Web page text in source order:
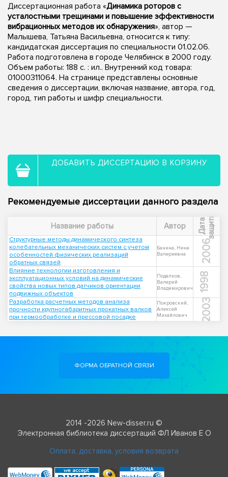
Диссертационная работа «Динамика роторов с
усталостными трещинами и повышение эффективности
вибрационных методов их обнаружения», автор —
Малышева, Татьяна Васильевна, относится к типу:
кандидатская диссертация по специальности 01.02.06.
Работа подготовлена в городе Челябинск в 2000 году.
Объем работы: 188 с. : ил.. Внутренний код товара:
01000311064. На странице представлены основные
сведения о диссертации, включая название, автора, год,
город, тип работы и шифр специальности.
ДОБАВИТЬ ДИССЕРТАЦИЮ В КОРЗИНУ
Рекомендуемые диссертации данного раздела
Название работы Автор Д
а
т
а
з
а
щ
и
т ы
Структурные методы динамического синтеза
колебательных механических систем с учетом
особенностей физических реализаций
обратных связей
Банина, Нина
Валериевна
2006
Влияние технологии изготовления и
эксплуатационных условий на динамические
свойства новых типов датчиков ориентации
подвижных объектов
Подалков,
Валерий
Владимирович
1998
Разработка расчетных методов анализа
прочности крупногабаритных прокатных валков
при термообработке и прессовой посадке
Покровский,
Алексей
Михайлович
2003
ФОРМА ОБРАТНОЙ СВЯЗИ
2014 -2026 New-disser.ru ©
Электронная библиотека диссертаций ФЛ Иванов Е О
Оплата, доставка, условия возврата